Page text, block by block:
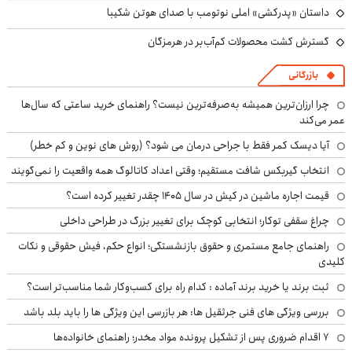
داستان «پدرکشی» املی نوتومب با صدای هوتن شکیبا
گسترش کشت محصولات کم‌آب‌بر در هرمزگان
بازرگانی
چرا ارزان‌ترین همیشه به‌صرفه‌ترین نیست؟ راهنمای خرید ساعتی که سال‌ها
عمر می‌کند
آیا دیسک کمر فقط با جراحی درمان می شود؟ (روش های نوین و کم خطر)
انتخاب گیربکس شافت مستقیم؛ وقتی اعداد کاتالوگ همه واقعیت را نمی‌گویند
قیمت اجاره ماشین در کیش در سال ۱۴۰۵ چقدر تغییر کرده است؟
چراغ سقفی توکار؛ انتخابی کوچک برای تغییر بزرگ در طراحی داخلی
راهنمای جامع مستمری و حقوق بازنشستگی؛ انواع حکم، فیش حقوقی و نکات
کلیدی
ثبت برند یا خرید برند آماده : کدام راه برای کسب‌وکار شما مناسب‌تر است؟
بررسی ویژگی های فنی جرثقیل ها: هر بازرسی این ویژگی ها را باید بلد باشد
۷ اقدام ضروری پس از تشکیل پرونده مواد مخدر؛ راهنمای خانواده‌ها